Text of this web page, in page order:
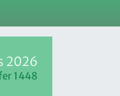
2026
1448